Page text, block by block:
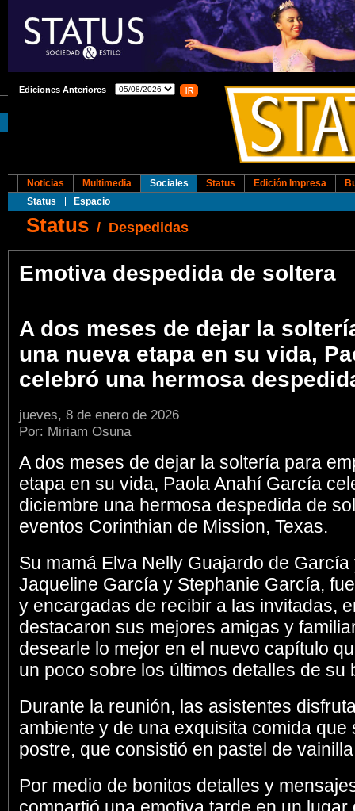
Ediciones Anteriores
Noticias Multimedia
Sociales
Status
Espacio
Status Edición Impresa
Status / Despedidas
Emotiva despedida de soltera
A dos meses de dejar la
una nueva etapa en su vida,
celebró una hermosa
jueves, 8 de enero de 2026
Por: Miriam Osuna
A dos meses de dejar la soltería para
etapa en su vida, Paola Anahí García
diciembre una hermosa despedida de
eventos Corinthian de Mission, Texas.
Su mamá Elva Nelly Guajardo de
Jaqueline García y Stephanie García,
y encargadas de recibir a las invitadas,
destacaron sus mejores amigas y
desearle lo mejor en el nuevo capítulo
un poco sobre los últimos detalles de su
Durante la reunión, las asistentes
ambiente y de una exquisita comida
postre, que consistió en pastel de
Por medio de bonitos detalles y